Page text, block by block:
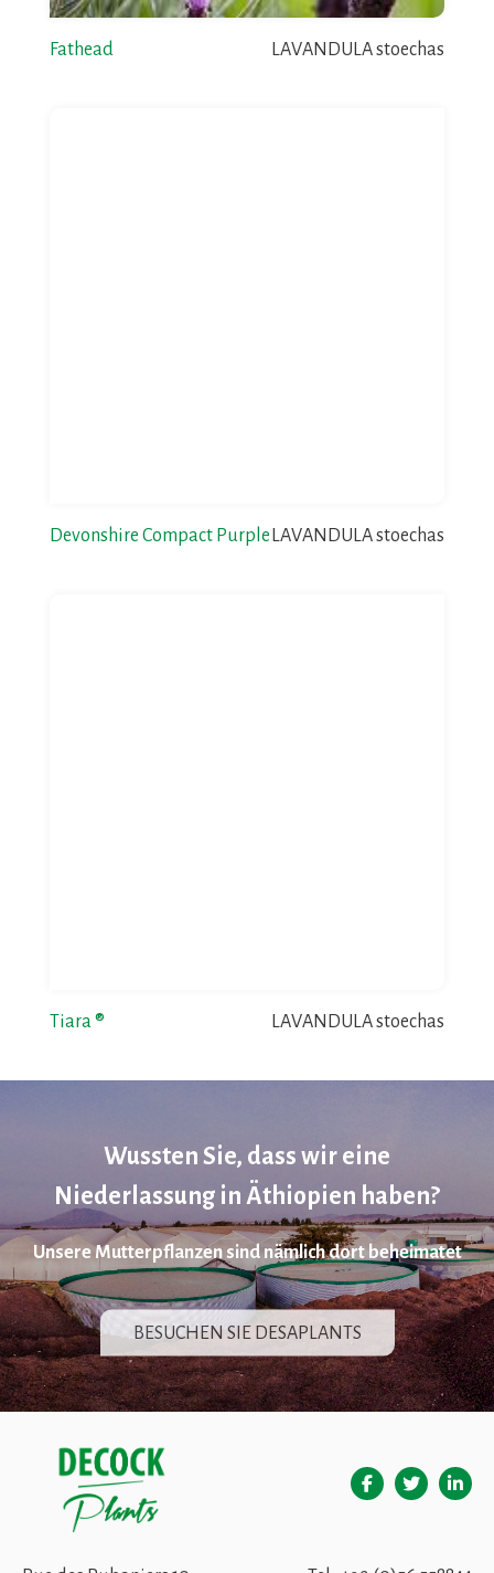
Fathead LAVANDULA stoechas
Devonshire Compact Purple LAVANDULA stoechas
Tiara ® LAVANDULA stoechas
Wussten Sie, dass wir eine
Niederlassung in Äthiopien haben?
Unsere Mutterpflanzen sind nämlich dort beheimatet
BESUCHEN SIE DESAPLANTS